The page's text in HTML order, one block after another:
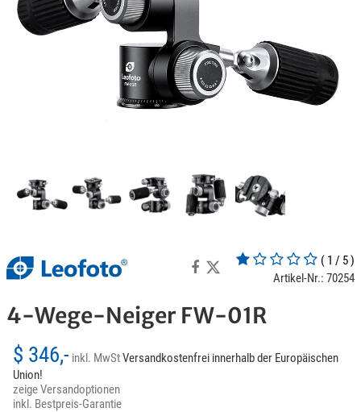
( 1 / 5 )
Artikel-Nr.: 70254
4-Wege-Neiger FW-01R
$ 346,- inkl. MwStVersandkostenfrei innerhalb der Europäischen
Union!
zeige Versandoptionen
inkl. Bestpreis-Garantie